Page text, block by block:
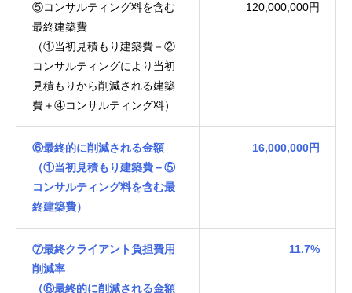
⑤コンサルティング料を含む
最終建築費
（①当初見積もり建築費－②
コンサルティングにより当初
見積もりから削減される建築
費＋④コンサルティング料）
120,000,000円
⑥最終的に削減される金額
（①当初見積もり建築費－⑤
コンサルティング料を含む最
終建築費）
16,000,000円
⑦最終クライアント負担費用
削減率
（⑥最終的に削減される金額
11.7%